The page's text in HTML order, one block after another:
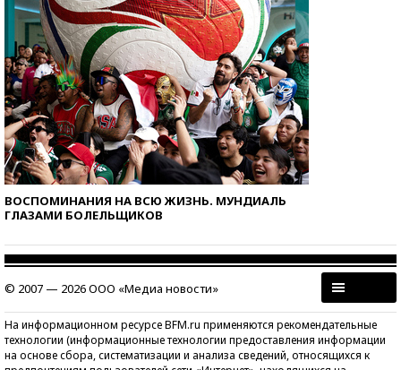
ВОСПОМИНАНИЯ НА ВСЮ ЖИЗНЬ. МУНДИАЛЬ
ГЛАЗАМИ БОЛЕЛЬЩИКОВ
© 2007 — 2026 ООО «Медиа новости»
На информационном ресурсе BFM.ru применяются рекомендательные
технологии (информационные технологии предоставления информации
на основе сбора, систематизации и анализа сведений, относящихся к